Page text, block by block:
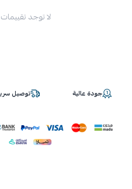
لا توجد تقييمات
جودة عالية توصيل